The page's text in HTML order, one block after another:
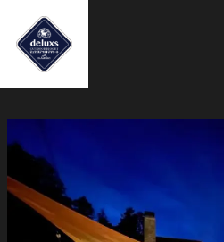
FACILITY LIST
KYOTO
NARA